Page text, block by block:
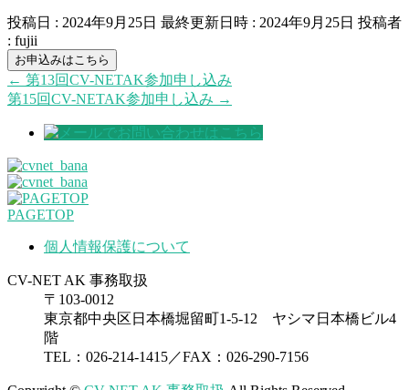
投稿日 : 2024年9月25日 最終更新日時 : 2024年9月25日 投稿者
: fujii
お申込みはこちら
← 第13回CV-NETAK参加申し込み
第15回CV-NETAK参加申し込み →
PAGETOP
個人情報保護について
CV-NET AK 事務取扱
〒103-0012
東京都中央区日本橋堀留町1-5-12 ヤシマ日本橋ビル4
階
TEL：026-214-1415／FAX：026-290-7156